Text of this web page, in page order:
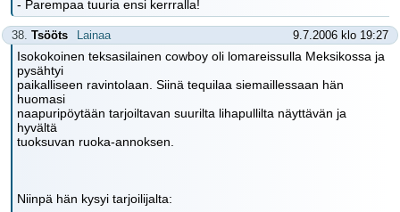
- Parempaa tuuria ensi kerrralla!
38. Tsööts Lainaa 9.7.2006 klo 19:27
Isokokoinen teksasilainen cowboy oli lomareissulla Meksikossa ja
pysähtyi
paikalliseen ravintolaan. Siinä tequilaa siemaillessaan hän
huomasi
naapuripöytään tarjoiltavan suurilta lihapullilta näyttävän ja
hyvältä
tuoksuvan ruoka-annoksen.
Niinpä hän kysyi tarjoilijalta: